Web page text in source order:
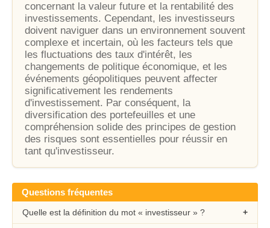
concernant la valeur future et la rentabilité des
investissements. Cependant, les investisseurs
doivent naviguer dans un environnement souvent
complexe et incertain, où les facteurs tels que
les fluctuations des taux d'intérêt, les
changements de politique économique, et les
événements géopolitiques peuvent affecter
significativement les rendements
d'investissement. Par conséquent, la
diversification des portefeuilles et une
compréhension solide des principes de gestion
des risques sont essentielles pour réussir en
tant qu'investisseur.
Questions fréquentes
Quelle est la définition du mot « investisseur » ?